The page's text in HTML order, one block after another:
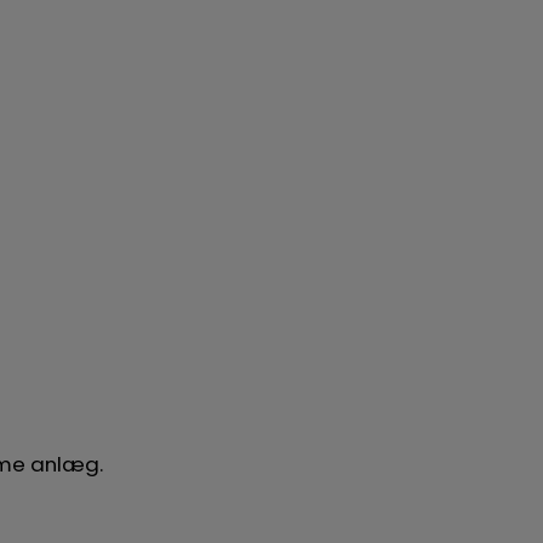
anlæg.